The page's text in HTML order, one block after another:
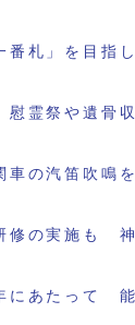
札」を目指
霊祭や遺骨
の汽笛吹鳴を
の実施も 神
あたって 能